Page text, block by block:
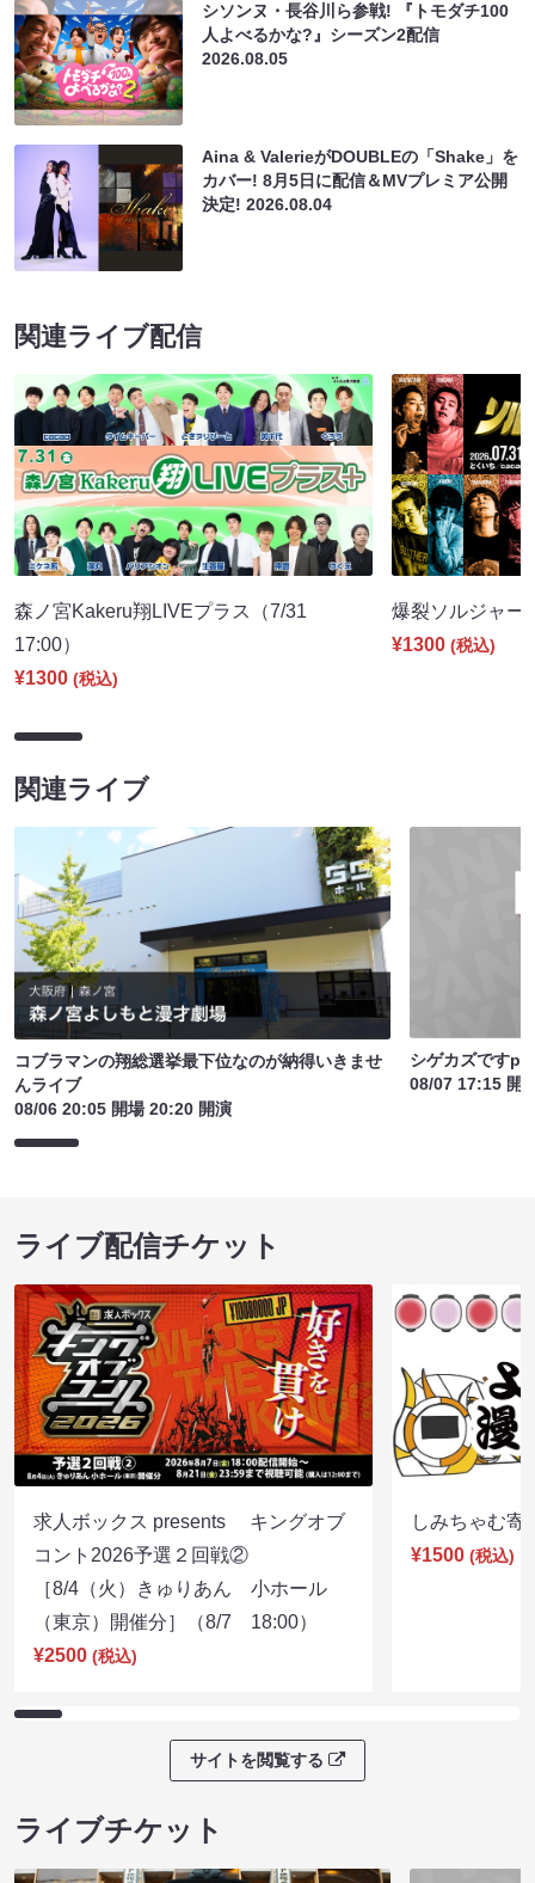
シソンヌ・長谷川ら参戦! 『トモダチ100
人よべるかな?』シーズン2配信
2026.08.05
Aina & ValerieがDOUBLEの「Shake」を
カバー! 8月5日に配信＆MVプレミア公開
決定!2026.08.04
関連ライブ配信
森ノ宮Kakeru翔LIVEプラス（7/31
17:00）
¥1300 (税込)
爆裂ソルジャ
¥1300 (税込)
関連ライブ
コブラマンの翔総選挙最下位なのが納得いきませ
んライブ
08/06 20:05 開場 20:20 開演
シゲカズです
08/07 17:15 開
ライブ配信チケット
求人ボックス presents キングオブ
コント2026予選２回戦②
［8/4（火）きゅりあん 小ホール
（東京）開催分］（8/7 18:00）
¥2500 (税込)
しみちゃむ
¥1500 (税込)
サイトを閲覧する
ライブチケット